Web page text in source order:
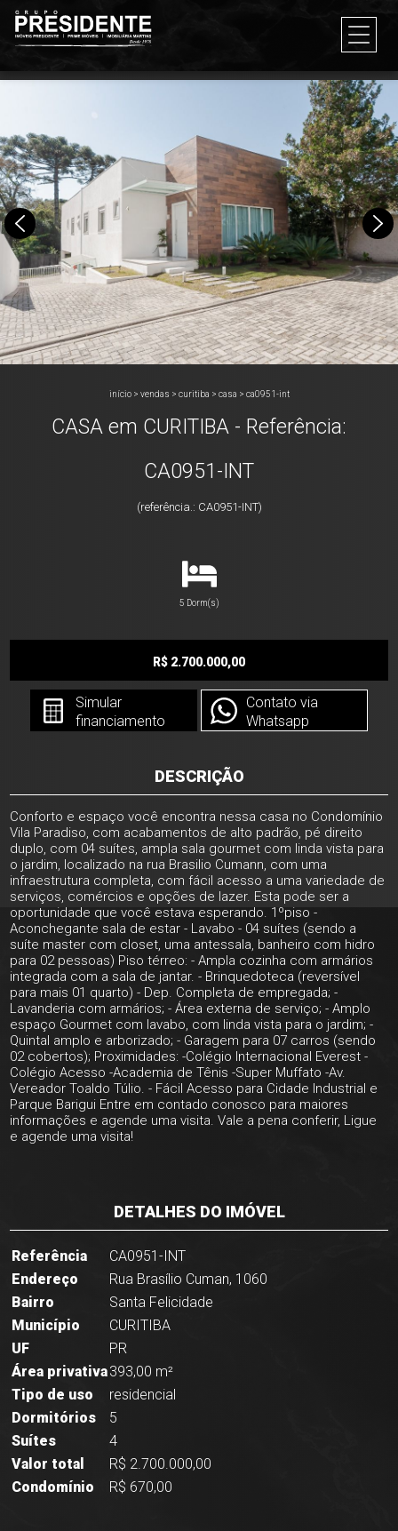
início> vendas > curitiba > casa > ca0951-int
CASA em CURITIBA - Referência:
CA0951-INT
(referência.: CA0951-INT)
5 Dorm(s)
R$ 2.700.000,00
Simular
financiamento
Contato via
Whatsapp
DESCRIÇÃO
Conforto e espaço você encontra nessa casa no Condomínio
Vila Paradiso, com acabamentos de alto padrão, pé direito
duplo, com 04 suítes, ampla sala gourmet com linda vista para
o jardim, localizado na rua Brasilio Cumann, com uma
infraestrutura completa, com fácil acesso a uma variedade de
serviços, comércios e opções de lazer. Esta pode ser a
oportunidade que você estava esperando. 1ºpiso -
Aconchegante sala de estar - Lavabo - 04 suítes (sendo a
suíte master com closet, uma antessala, banheiro com hidro
para 02 pessoas) Piso térreo: - Ampla cozinha com armários
integrada com a sala de jantar. - Brinquedoteca (reversível
para mais 01 quarto) - Dep. Completa de empregada; -
Lavanderia com armários; - Área externa de serviço; - Amplo
espaço Gourmet com lavabo, com linda vista para o jardim; -
Quintal amplo e arborizado; - Garagem para 07 carros (sendo
02 cobertos); Proximidades: -Colégio Internacional Everest -
Colégio Acesso -Academia de Tênis -Super Muffato -Av.
Vereador Toaldo Túlio. - Fácil Acesso para Cidade Industrial e
Parque Barigui Entre em contado conosco para maiores
informações e agende uma visita. Vale a pena conferir, Ligue
e agende uma visita!
DETALHES DO IMÓVEL
Referência
CA0951-INT
Endereço
Rua Brasílio Cuman, 1060
Bairro
Santa Felicidade
Município
CURITIBA
UF
PR
Área privativa393,00 m²
Tipo de uso
residencial
Dormitórios
5
Suítes
4
Valor total
R$ 2.700.000,00
Condomínio
R$ 670,00